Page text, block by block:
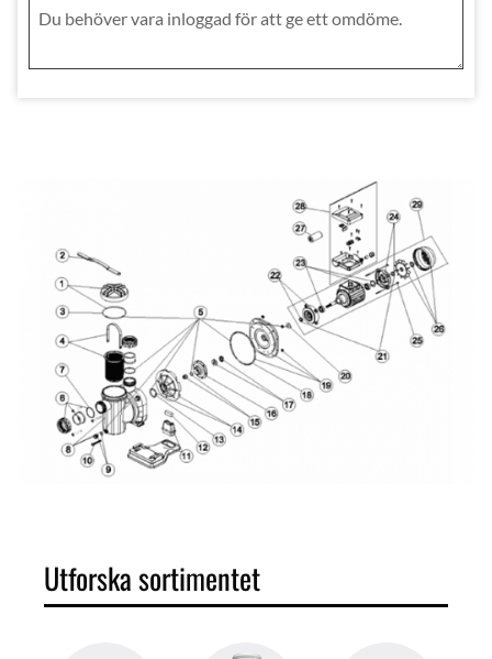
Utforska sortimentet